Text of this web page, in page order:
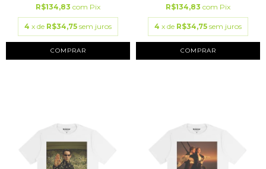
R$134,83 com Pix
4 x de R$34,75 sem juros
COMPRAR
R$134,83 com Pix
4 x de R$34,75 sem juros
COMPRAR